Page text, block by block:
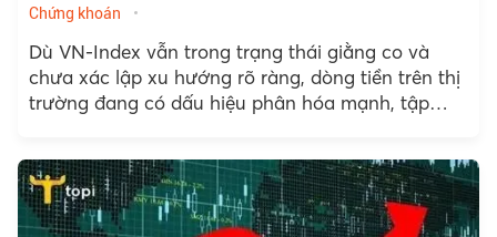
Chứng khoán
Dù VN-Index vẫn trong trạng thái giằng co và
chưa xác lập xu hướng rõ ràng, dòng tiền trên thị
trường đang có dấu hiệu phân hóa mạnh, tập